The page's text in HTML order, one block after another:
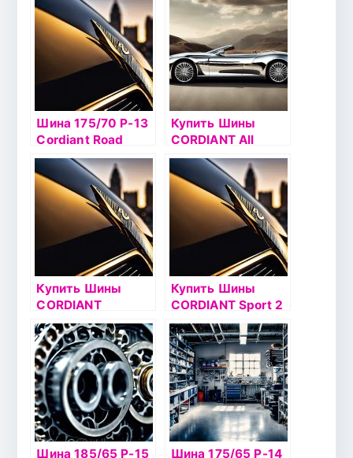
Шина 175/70 Р-13
Cordiant Road
Runner 82H б/к
Купить Шины
CORDIANT All
Terrain
Купить Шины
CORDIANT
Business CA
Купить Шины
CORDIANT Sport 2
Шина 185/65 Р-15 Шина 175/65 Р-14